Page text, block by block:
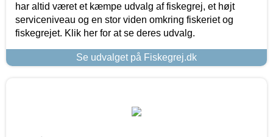
har altid været et kæmpe udvalg af fiskegrej, et højt
serviceniveau og en stor viden omkring fiskeriet og
fiskegrejet. Klik her for at se deres udvalg.
Se udvalget på Fiskegrej.dk